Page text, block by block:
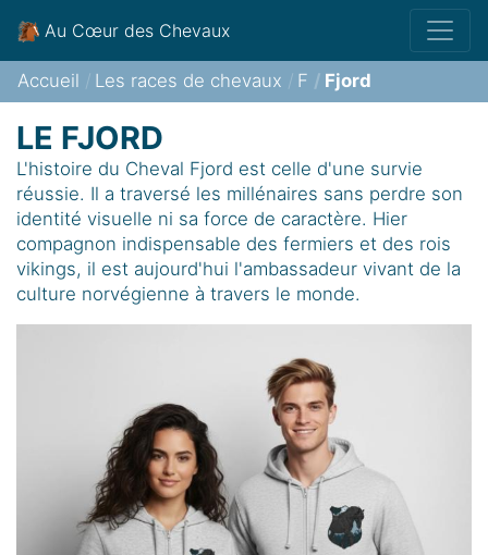
Au Cœur des Chevaux
Accueil Les races de chevaux F Fjord
LE FJORD
L'histoire du Cheval Fjord est celle d'une survie
réussie. Il a traversé les millénaires sans perdre son
identité visuelle ni sa force de caractère. Hier
compagnon indispensable des fermiers et des rois
vikings, il est aujourd'hui l'ambassadeur vivant de la
culture norvégienne à travers le monde.